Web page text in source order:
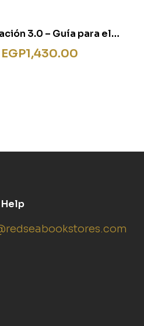
3.0 – Guía para el
profesor (A1)
EGP1,430.00